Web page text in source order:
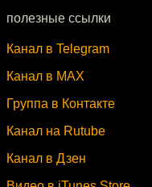
полезные ссылки
Канал в Telegram
Канал в MAX
Группа в Контакте
Канал на Rutube
Канал в Дзен